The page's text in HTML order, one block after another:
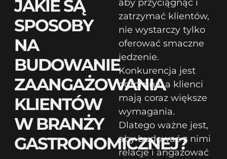
JAKIE SĄ
SPOSOBY
NA
BUDOWANIE
ZAANGAŻOWANIA
KLIENTÓW
W BRANŻY
GASTRONOMICZNEJ?
aby przyciągnąć i
zatrzymać klientów,
nie wystarczy tylko
oferować smaczne
jedzenie.
Konkurencja jest
ogromna, a klienci
mają coraz większe
wymagania.
Dlatego ważne jest,
aby budować z nimi
relacje i angażować